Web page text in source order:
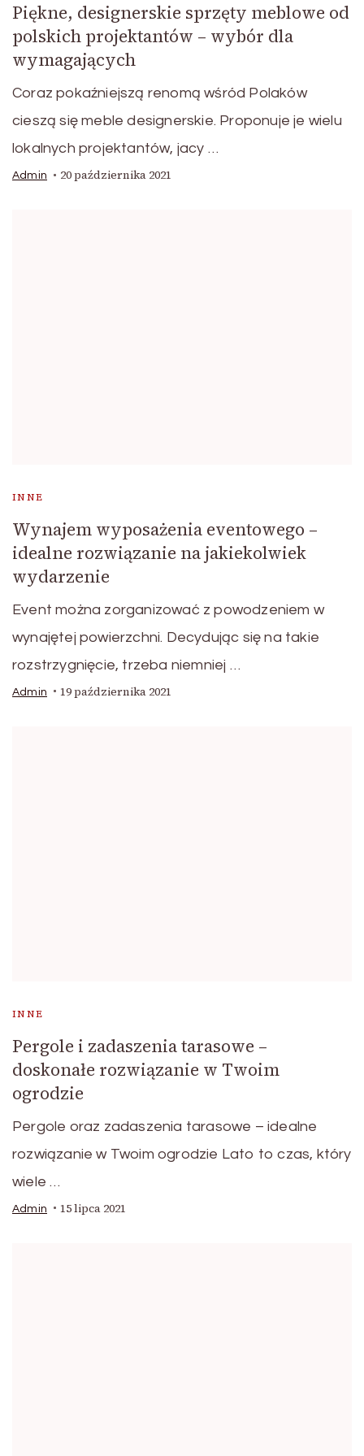
Piękne, designerskie sprzęty meblowe od
polskich projektantów – wybór dla
wymagających
Coraz pokaźniejszą renomą wśród Polaków
cieszą się meble designerskie. Proponuje je wielu
lokalnych projektantów, jacy …
Admin 20 października 2021
INNE
Wynajem wyposażenia eventowego –
idealne rozwiązanie na jakiekolwiek
wydarzenie
Event można zorganizować z powodzeniem w
wynajętej powierzchni. Decydując się na takie
rozstrzygnięcie, trzeba niemniej …
Admin 19 października 2021
INNE
Pergole i zadaszenia tarasowe –
doskonałe rozwiązanie w Twoim
ogrodzie
Pergole oraz zadaszenia tarasowe – idealne
rozwiązanie w Twoim ogrodzie Lato to czas, który
wiele …
Admin 15 lipca 2021